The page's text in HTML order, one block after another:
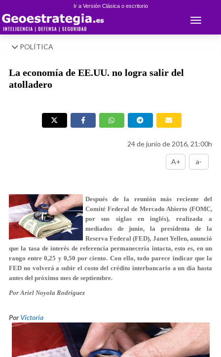
Ir a Versión Clásica o escritorio
Toggle
POLÍTICA
La economía de EE.UU. no logra salir del
atolladero
24 de junio de 2016, 21:00h
A+ a-
Después de la reunión más reciente del
Comité Federal de Mercado Abierto (FOMC,
por sus siglas en inglés), realizada a
mediados de junio, la presidenta de la
Reserva Federal (FED), Janet Yellen, anunció
que la tasa de interés de referencia permanecería intacta, esto es, en un
rango entre 0,25 y 0,50 por ciento. Con ello, todo parece indicar que la
FED no volverá a subir el costo del crédito interbancario a un día hasta
antes del próximo mes de septiembre.
Por Ariel Noyola Rodríguez
PorVictoria